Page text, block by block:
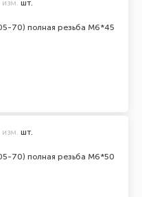
70) полная резьба М6*45
изм. шт.
70) полная резьба М6*50
изм. шт.